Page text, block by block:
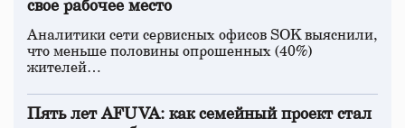
свое рабочее место
Аналитики сети сервисных офисов SOK выяснили,
что меньше половины опрошенных (40%)
жителей…
Пять лет AFUVA: как семейный проект стал